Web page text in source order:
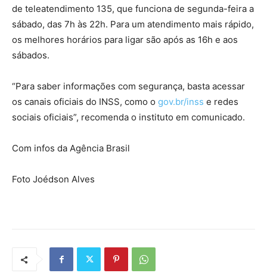
de teleatendimento 135, que funciona de segunda-feira a
sábado, das 7h às 22h. Para um atendimento mais rápido,
os melhores horários para ligar são após as 16h e aos
sábados.
“Para saber informações com segurança, basta acessar
os canais oficiais do INSS, como o gov.br/inss e redes
sociais oficiais”, recomenda o instituto em comunicado.
Com infos da Agência Brasil
Foto Joédson Alves